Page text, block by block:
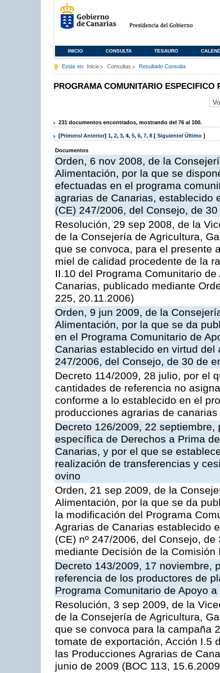
INICIO CONSULTA TESAURO
Estás en: Inicio Consultas Resultado Consulta
PROGRAMA COMUNITARIO ESPECIFICO
231 documentos encontrados, mostrando del 76 al 100.
[Primero/ Anterior] 1, 2, 3, 4, 5, 6, 7, 8 [ Siguiente/ Último ]
Documentos
Orden, 6 nov 2008, de la
Alimentación, por la que se
efectuadas en el programa
agrarias de Canarias, establecido
(CE) 247/2006, del Consejo, de
Resolución, 29 sep 2008, de la
de la Consejería de Agricultura,
que se convoca, para el presente
miel de calidad procedente de la
II.10 del Programa Comunitario
Canarias, publicado mediante
225, 20.11.2006)
Orden, 9 jun 2009, de la
Alimentación, por la que se da
en el Programa Comunitario de
Canarias establecido en virtud
247/2006, del Consejo, de 30 de
Decreto 114/2009, 28 julio, por el
cantidades de referencia no
conforme a lo establecido en el
producciones agrarias de canarias
Decreto 126/2009, 22
específica de Derechos a Prima
Canarias, y por el que se
realización de transferencias y
ovino
Orden, 21 sep 2009, de la
Alimentación, por la que se da
la modificación del Programa
Agrarias de Canarias establecido
(CE) nº 247/2006, del Consejo,
mediante Decisión de la
Decreto 143/2009, 17 noviembre,
referencia de los productores de
Programa Comunitario de Apoyo
Resolución, 3 sep 2009, de la
de la Consejería de Agricultura,
que se convoca para la campaña
tomate de exportación, Acción I.5
las Producciones Agrarias de
junio de 2009 (BOC 113,